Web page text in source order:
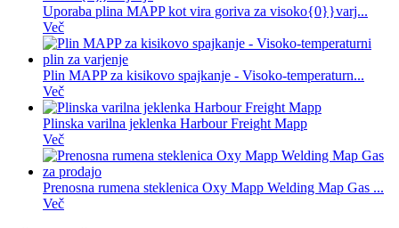
Uporaba plina MAPP kot vira goriva za visoko{0}}varj...
Več
Plin MAPP za kisikovo spajkanje - Visoko-temperaturn...
Več
Plinska varilna jeklenka Harbour Freight Mapp
Več
Prenosna rumena steklenica Oxy Mapp Welding Map Gas ...
Več